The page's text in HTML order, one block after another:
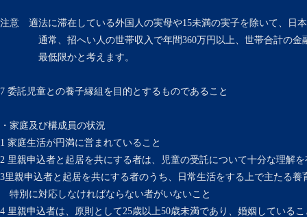
注意 適法に滞在している外国人の実母や15未満の実子を除いて、日
通常、招へい人の世帯収入で年間360万円以上、世帯合計の金融
最低限かと考えます。
7 委託児童との養子縁組を目的とするものであること
・家庭及び構成員の状況
1 家庭生活が円満に営まれていること
2 里親申込者と起居を共にする者は、児童の受託について十分な理解
3里親申込者と起居を共にする者のうち、日常生活をする上で主たる養
特別に対応しなければならない者がいないこと
4 里親申込者は、原則として25歳以上50歳未満であり、婚姻しているこ